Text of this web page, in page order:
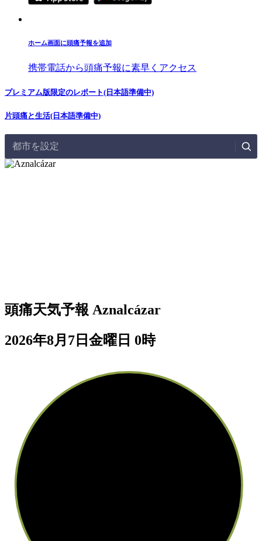
ホーム画面に頭痛予報を追加
携帯電話から頭痛予報に素早くアクセス
プレミアム版限定のレポート(日本語準備中)
片頭痛と生活(日本語準備中)
都市を設定
頭痛天気予報 Aznalcázar
2026年8月7日金曜日 0時